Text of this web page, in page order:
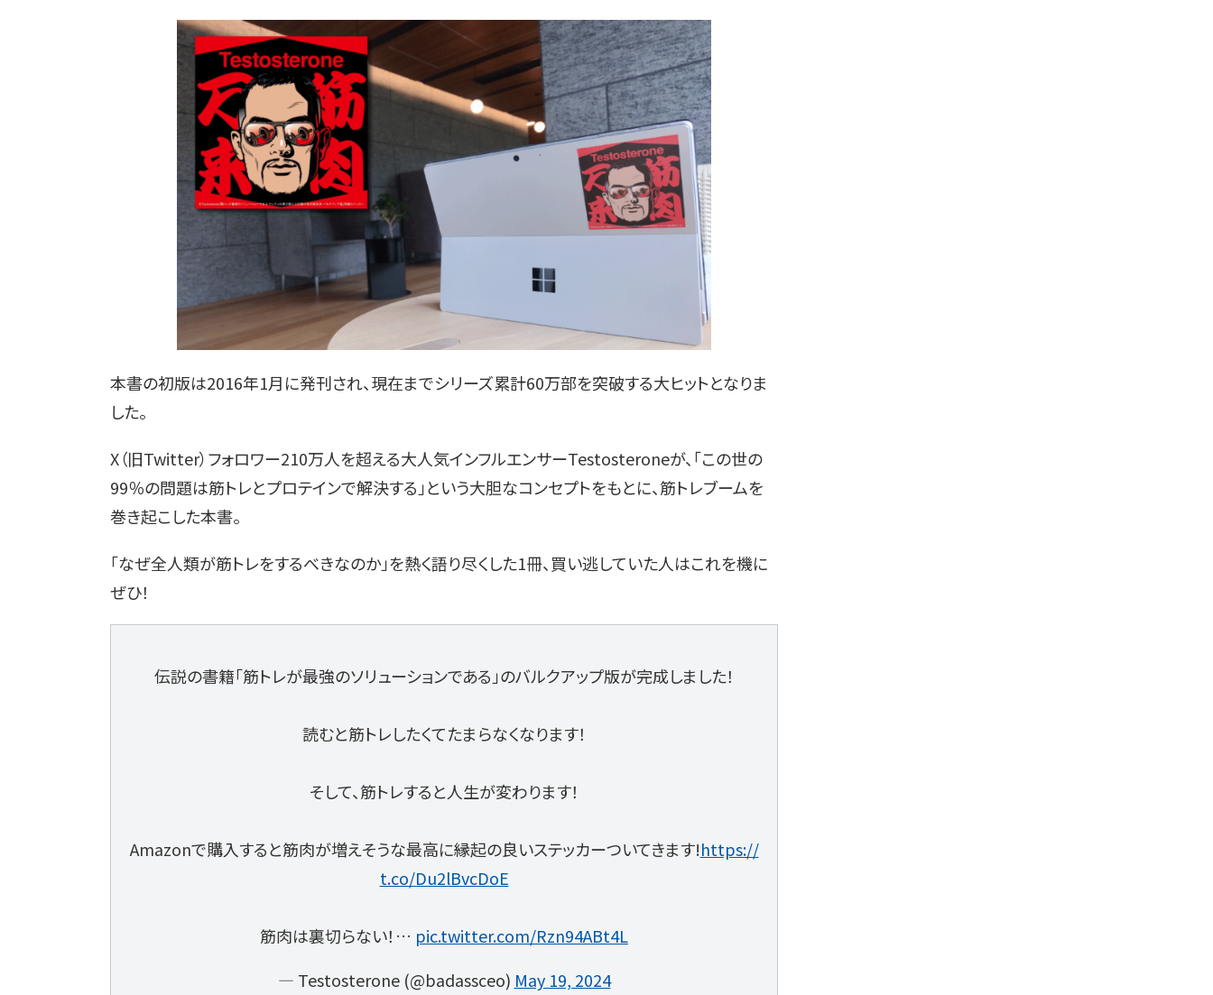
本書の初版は2016年1月に発刊され、現在までシリーズ累計60万部を突破する大ヒットとなりま
した。
X（旧Twitter）フォロワー210万人を超える大人気インフルエンサーTestosteroneが、「この世の
99％の問題は筋トレとプロテインで解決する」という大胆なコンセプトをもとに、筋トレブームを
巻き起こした本書。
「なぜ全人類が筋トレをするべきなのか」を熱く語り尽くした1冊、買い逃していた人はこれを機に
ぜひ！
伝説の書籍「筋トレが最強のソリューションである」のバルクアップ版が完成しました！
読むと筋トレしたくてたまらなくなります！
そして、筋トレすると人生が変わります！
Amazonで購入すると筋肉が増えそうな最高に縁起の良いステッカーついてきます!https://
t.co/Du2lBvcDoE
筋肉は裏切らない！… pic.twitter.com/Rzn94ABt4L
— Testosterone (@badassceo) May 19, 2024